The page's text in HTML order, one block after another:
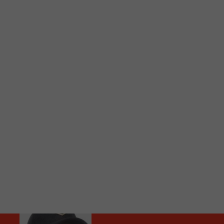
Audio